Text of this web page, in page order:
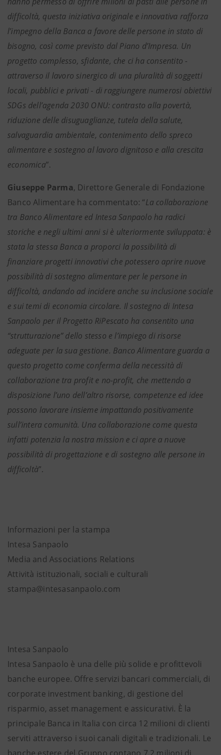
difficoltà, questa iniziativa originale e innovativa rafforza
l’impegno della Banca a favore delle persone in stato di
bisogno, così come previsto dal Piano d’Impresa. Un
progetto complesso, sfidante, che ci ha consentito -
attraverso il lavoro sinergico di una pluralità di soggetti
locali, pubblici e privati - di raggiungere numerosi obiettivi
SDGs dell’agenda 2030 ONU: contrasto alla povertà,
riduzione delle disuguaglianze, tutela della salute,
salvaguardia ambientale, contenimento dello spreco
alimentare e sostegno al lavoro dignitoso e alla crescita
economica”.
Giuseppe Parma, Direttore Generale di Fondazione
Banco Alimentare ha commentato: “La collaborazione
tra Banco Alimentare ed Intesa Sanpaolo ha radici
storiche e negli ultimi anni si è ulteriormente sviluppata: è
stata la stessa Banca a proporci la possibilità di
finanziare progetti innovativi che potessero aprire nuove
possibilità di sostegno alimentare per le persone in
difficoltà, andando ad incidere anche su inclusione sociale
e sui temi di economia circolare. Il sostegno di Intesa
Sanpaolo per il Progetto RiPescato ha consentito una
“strutturazione” dello stesso e l’impiego di risorse
adeguate per la sua gestione. Banco Alimentare guarda a
questo progetto come conferma della necessità di
collaborazione tra profit e no-profit, che mettendo a
disposizione l’uno dell’altro risorse, competenze ed idee
possono lavorare insieme impattando positivamente
sull’intera comunità. Una collaborazione come questa
infatti potenzia la nostra mission e ci apre a nuove
possibilità di progettazione e di sostegno alle persone in
difficoltà”.
Informazioni per la stampa
Intesa Sanpaolo
Media and Associations Relations
Attività istituzionali, sociali e culturali
stampa@intesasanpaolo.com
Intesa Sanpaolo
Intesa Sanpaolo è una delle più solide e profittevoli
banche europee. Offre servizi bancari commerciali, di
corporate investment banking, di gestione del
risparmio, asset management e assicurativi. È la
principale Banca in Italia con circa 12 milioni di clienti
serviti attraverso i suoi canali digitali e tradizionali. Le